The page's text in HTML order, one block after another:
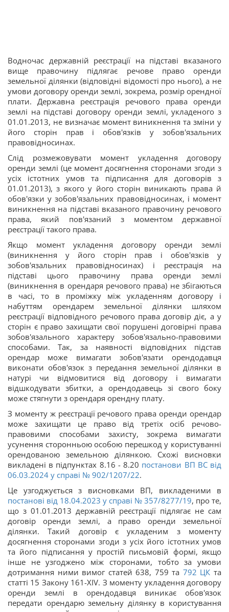
Водночас державній реєстрації на підставі вказаного
вище правочину підлягає речове право оренди
земельної ділянки (відповідні відомості про нього), а не
умови договору оренди землі, зокрема, розмір орендної
плати. Державна реєстрація речового права оренди
землі на підставі договору оренди землі, укладеного з
01.01.2013, не визначає момент виникнення та зміни у
його сторін прав і обов'язків у зобов'язальних
правовідносинах.
Слід розмежовувати момент укладення договору
оренди землі (це момент досягнення сторонами згоди з
усіх істотних умов та підписання для договорів з
01.01.2013), з якого у його сторін виникають права й
обов'язки у зобов'язальних правовідносинах, і момент
виникнення на підставі вказаного правочину речового
права, який пов'язаний з моментом державної
реєстрації такого права.
Якщо момент укладення договору оренди землі
(виникнення у його сторін прав і обов'язків у
зобов'язальних правовідносинах) і реєстрація на
підставі цього правочину права оренди землі
(виникнення в орендаря речового права) не збігаються
в часі, то в проміжку між укладенням договору і
набуттям орендарем земельної ділянки шляхом
реєстрації відповідного речового права договір діє, а у
сторін є право захищати свої порушені договірні права
зобов'язального характеру зобов'язально-правовими
способами. Так, за наявності відповідних підстав
орендар може вимагати зобов'язати орендодавця
виконати обов'язок з передання земельної ділянки в
натурі чи відмовитися від договору і вимагати
відшкодувати збитки, а орендодавець зі свого боку
може стягнути з орендаря орендну плату.
З моменту ж реєстрації речового права оренди орендар
може захищати це право від третіх осіб речово-
правовими способами захисту, зокрема вимагати
усунення сторонньою особою перешкод у користуванні
орендованою земельною ділянкою. Схожі висновки
викладені в підпунктах 8.16 - 8.20 постанови ВП ВС від
06.03.2024 у справі № 902/1207/22.
Це узгоджується з висновками ВП, викладеними в
постанові від 18.04.2023 у справі № 357/8277/19, про те,
що з 01.01.2013 державній реєстрації підлягає не сам
договір оренди землі, а право оренди земельної
ділянки. Такий договір є укладеним з моменту
досягнення сторонами згоди з усіх його істотних умов
та його підписання у простій письмовій формі, якщо
інше не узгоджено між сторонами, тобто за умови
дотримання ними вимог статей 638, 759 та 792 ЦК та
статті 15 Закону 161-ХIV. З моменту укладення договору
оренди землі в орендодавця виникає обов'язок
передати орендарю земельну ділянку в користування